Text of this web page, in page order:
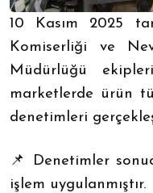
10 Kasım 2025
Komiserliği ve
Müdürlüğü
marketlerde ürün
denetimleri
📌 Denetimler
işlem uygulanmıştır.